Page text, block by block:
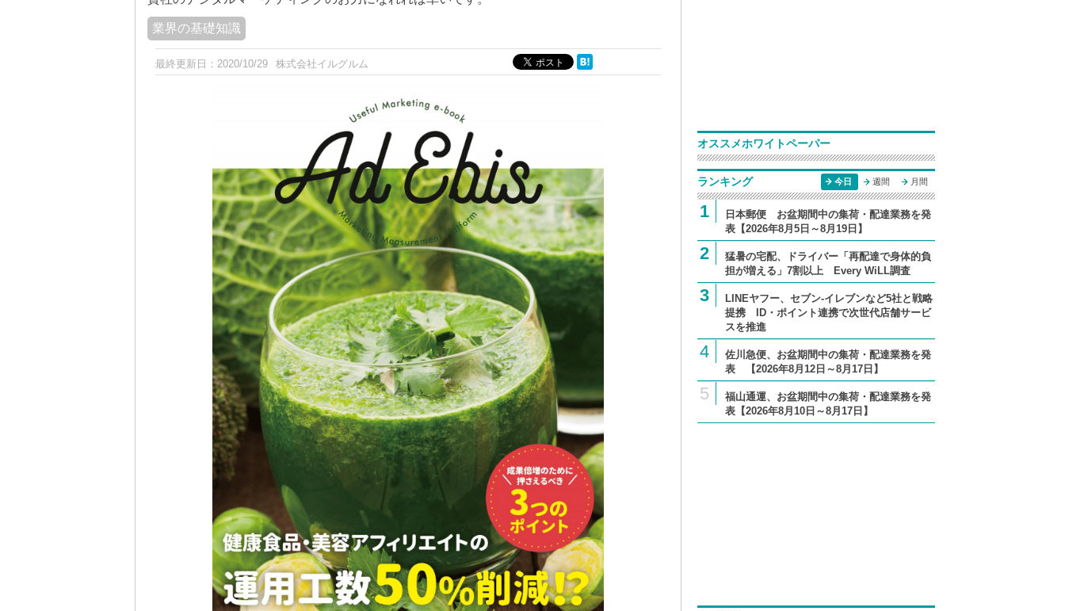
業界の基礎知識
最終更新日： 2020/10/29 株式会社イルグルム
オススメホワイトペーパー
ランキング 今日 週間 月間
1
日本郵便 お盆期間中の集荷・配達業務を発
表【2026年8月5日～8月19日】
2
猛暑の宅配、ドライバー「再配達で身体的負
担が増える」7割以上 Every WiLL調査
3
LINEヤフー、セブン-イレブンなど5社と戦略
提携 ID・ポイント連携で次世代店舗サービ
スを推進
4
佐川急便、お盆期間中の集荷・配達業務を発
表 【2026年8月12日～8月17日】
5
福山通運、お盆期間中の集荷・配達業務を発
表【2026年8月10日～8月17日】